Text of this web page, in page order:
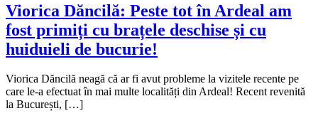
Viorica Dăncilă: Peste tot în Ardeal am
fost primiți cu brațele deschise și cu
huiduieli de bucurie!
Viorica Dăncilă neagă că ar fi avut probleme la vizitele recente pe
care le-a efectuat în mai multe localități din Ardeal! Recent revenită
la București, […]